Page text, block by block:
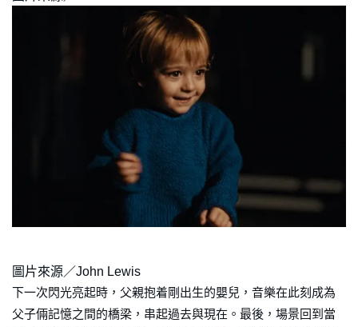
圖片來源／John Lewis
下一次閃光亮起時，父親抱着剛出生的嬰兒，音樂在此刻成為
父子倆記憶之間的橋梁，串起過去與現在。最後，場景回到當